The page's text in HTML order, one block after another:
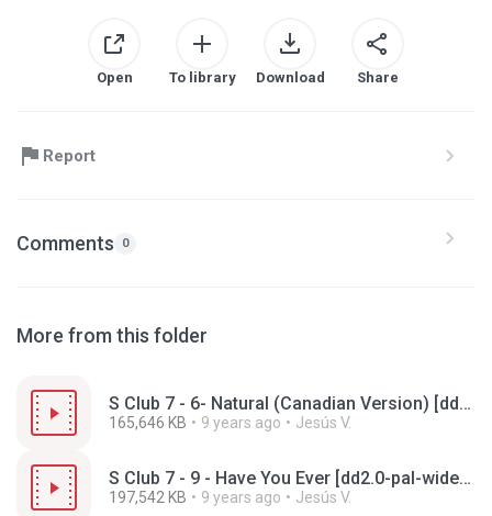
Open To library Download Share
Report
Comments 0
More from this folder
S Club 7 - 6- Natural (Canadian Version) [dd2.0-ntsc-fullscreen].vob
165,646 KB 9 years ago Jesús V.
S Club 7 - 9 - Have You Ever [dd2.0-pal-widescreen].vob
197,542 KB 9 years ago Jesús V.